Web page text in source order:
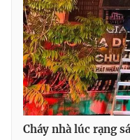
Ðiện thoại Thời báo VTV:
Email:toasoan@vtv.vn
Liên hệ quảng cáo:024-
Cháy nhà lúc rạng